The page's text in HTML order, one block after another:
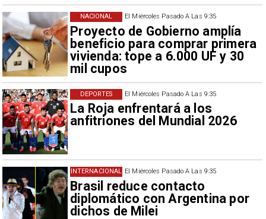
El Miércoles Pasado A Las 9:35
Proyecto de Gobierno amplía
beneficio para comprar primera
vivienda: tope a 6.000 UF y 30
mil cupos
NACIONAL
El Miércoles Pasado A Las 9:35
La Roja enfrentará a los
anfitriones del Mundial 2026
DEPORTES
El Miércoles Pasado A Las 9:35
Brasil reduce contacto
diplomático con Argentina por
dichos de Milei
INTERNACIONAL